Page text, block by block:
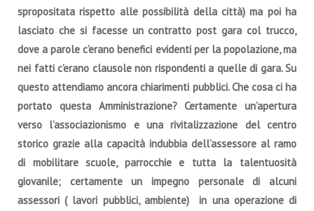
spropositata rispetto alle possibilità della città) ma poi ha
lasciato che si facesse un contratto post gara col trucco,
dove a parole c’erano benefici evidenti per la popolazione, ma
nei fatti c’erano clausole non rispondenti a quelle di gara. Su
questo attendiamo ancora chiarimenti pubblici. Che cosa ci ha
portato questa Amministrazione? Certamente un’apertura
verso l’associazionismo e una rivitalizzazione del centro
storico grazie alla capacità indubbia dell’assessore al ramo
di mobilitare scuole, parrocchie e tutta la talentuosità
giovanile; certamente un impegno personale di alcuni
assessori ( lavori pubblici, ambiente) in una operazione di